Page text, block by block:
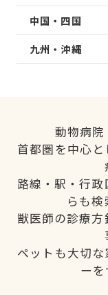
中国・四国
九州・沖縄
動物病院
首都圏を中心
路線・駅・行
らも検
獣医師の診療
ペットも大切
ーを